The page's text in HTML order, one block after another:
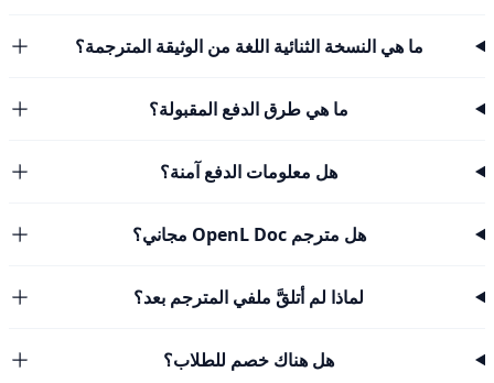
ما هي النسخة الثنائية اللغة من الوثيقة المترجمة؟
ما هي طرق الدفع المقبولة؟
هل معلومات الدفع آمنة؟
هل مترجم OpenL Doc مجاني؟
لماذا لم أتلقَّ ملفي المترجم بعد؟
هل هناك خصم للطلاب؟